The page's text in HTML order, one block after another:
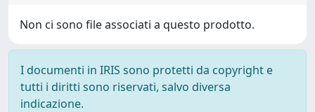
Non ci sono file associati a questo prodotto.
I documenti in IRIS sono protetti da copyright e
tutti i diritti sono riservati, salvo diversa
indicazione.